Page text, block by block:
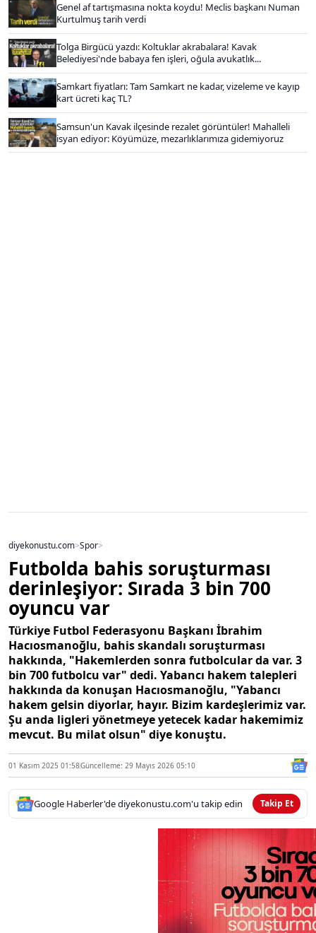
Genel af tartışmasına nokta koydu! Meclis başkanı Numan
Kurtulmuş tarih verdi
Tolga Birgücü yazdı: Koltuklar akrabalara! Kavak
Belediyesi'nde babaya fen işleri, oğula avukatlık...
Samkart fiyatları: Tam Samkart ne kadar, vizeleme ve kayıp
kart ücreti kaç TL?
Samsun'un Kavak ilçesinde rezalet görüntüler! Mahalleli
isyan ediyor: Köyümüze, mezarlıklarımıza gidemiyoruz
diyekonustu.com>Spor>
Futbolda bahis soruşturması
derinleşiyor: Sırada 3 bin 700
oyuncu var
Türkiye Futbol Federasyonu Başkanı İbrahim
Hacıosmanoğlu, bahis skandalı soruşturması
hakkında, "Hakemlerden sonra futbolcular da var. 3
bin 700 futbolcu var" dedi. Yabancı hakem talepleri
hakkında da konuşan Hacıosmanoğlu, "Yabancı
hakem gelsin diyorlar, hayır. Bizim kardeşlerimiz var.
Şu anda ligleri yönetmeye yetecek kadar hakemimiz
mevcut. Bu milat olsun" diye konuştu.
01 Kasım 2025 01:58Güncelleme: 29 Mayıs 2026 05:10
Google Haberler'de diyekonustu.com'u takip edin Takip Et